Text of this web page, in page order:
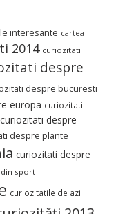
interesante cartea
2014 curiozitati
despre
despre bucuresti
europa curiozitati
curiozitati despre
despre plante
curiozitati despre
sport
curiozitatile de azi